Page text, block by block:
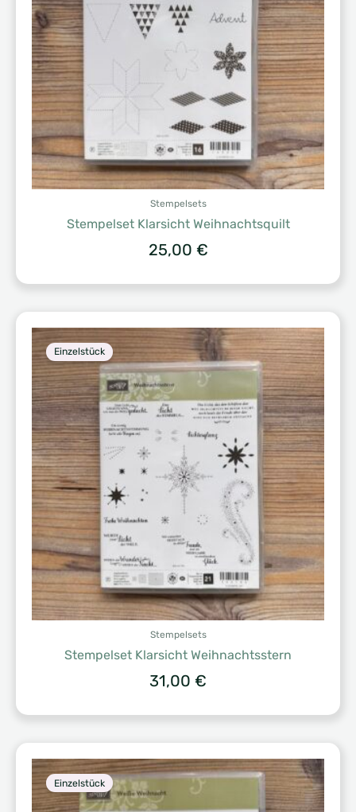
Stempelsets
Stempelset Klarsicht Weihnachtsquilt
25,00 €
Einzelstück
Stempelsets
Stempelset Klarsicht Weihnachtsstern
31,00 €
Einzelstück